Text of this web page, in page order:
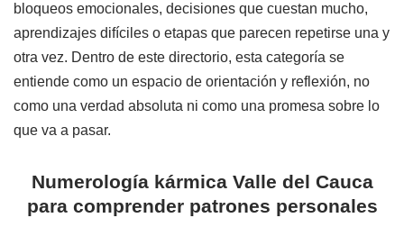
bloqueos emocionales, decisiones que cuestan mucho,
aprendizajes difíciles o etapas que parecen repetirse una y
otra vez. Dentro de este directorio, esta categoría se
entiende como un espacio de orientación y reflexión, no
como una verdad absoluta ni como una promesa sobre lo
que va a pasar.
Numerología kármica Valle del Cauca
para comprender patrones personales